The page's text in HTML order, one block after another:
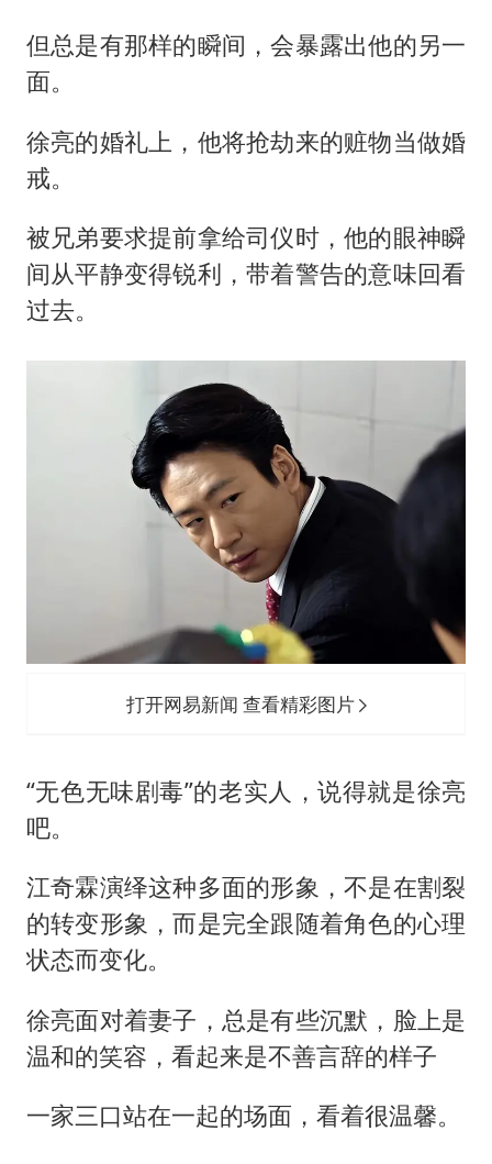
但总是有那样的瞬间，会暴露出他的另一
面。
徐亮的婚礼上，他将抢劫来的赃物当做婚
戒。
被兄弟要求提前拿给司仪时，他的眼神瞬
间从平静变得锐利，带着警告的意味回看
过去。
打开网易新闻 查看精彩图片
“无色无味剧毒”的老实人，说得就是徐亮
吧。
江奇霖演绎这种多面的形象，不是在割裂
的转变形象，而是完全跟随着角色的心理
状态而变化。
徐亮面对着妻子，总是有些沉默，脸上是
温和的笑容，看起来是不善言辞的样子
一家三口站在一起的场面，看着很温馨。